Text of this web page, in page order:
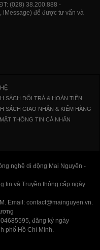
(028) 38.200.888 -
iMessage) để được tư vấn và
SÁCH ĐỔI TRẢ & HOÀN TIỀN
SÁCH GIAO NHẬN & KIỂM HÀNG
THÔNG TIN CÁ NHÂN
nghệ di động Mai Nguyên -
tin và Truyền thông cấp ngày
Email: contact@mainguyen.vn.
đăng ký ngày
phố Hồ Chí Minh.